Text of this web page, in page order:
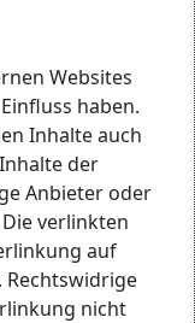
Websites
haben.
Inhalte auch
der
Anbieter oder
verlinkten
auf
nicht